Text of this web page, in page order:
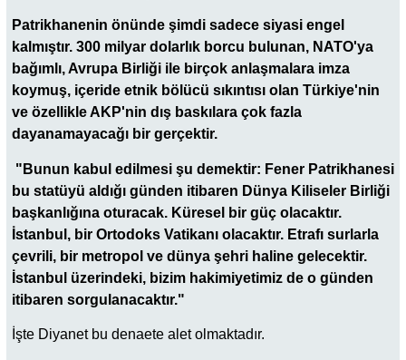
Patrikhanenin önünde şimdi sadece siyasi engel
kalmıştır. 300 milyar dolarlık borcu bulunan, NATO'ya
bağımlı, Avrupa Birliği ile birçok anlaşmalara imza
koymuş, içeride etnik bölücü sıkıntısı olan Türkiye'nin
ve özellikle AKP'nin dış baskılara çok fazla
dayanamayacağı bir gerçektir.
"Bunun kabul edilmesi şu demektir: Fener Patrikhanesi
bu statüyü aldığı günden itibaren Dünya Kiliseler Birliği
başkanlığına oturacak. Küresel bir güç olacaktır.
İstanbul, bir Ortodoks Vatikanı olacaktır. Etrafı surlarla
çevrili, bir metropol ve dünya şehri haline gelecektir.
İstanbul üzerindeki, bizim hakimiyetimiz de o günden
itibaren sorgulanacaktır."
İşte Diyanet bu denaete alet olmaktadır.